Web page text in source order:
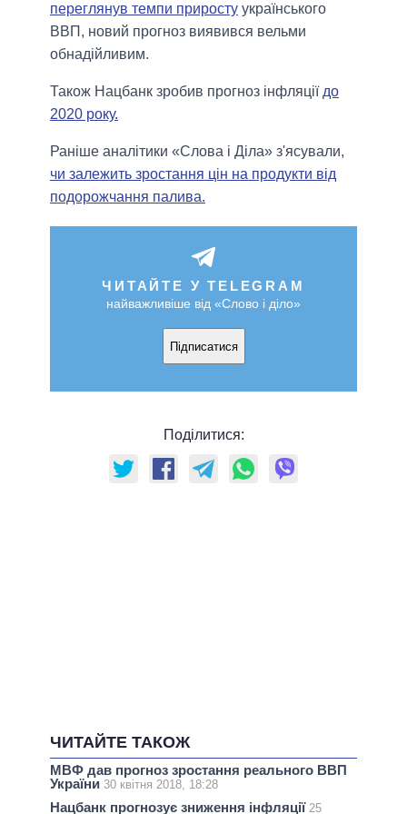
переглянув темпи приросту українського
ВВП, новий прогноз виявився вельми
обнадійливим.
Також Нацбанк зробив прогноз інфляції до
2020 року.
Раніше аналітики «Слова і Діла» з'ясували,
чи залежить зростання цін на продукти від
подорожчання палива.
ЧИТАЙТЕ У TELEGRAM
найважливіше від «Слово і діло»
Підписатися
Поділитися:
ЧИТАЙТЕ ТАКОЖ
МВФ дав прогноз зростання реального ВВП
України 30 квітня 2018, 18:28
Нацбанк прогнозує зниження інфляції 25